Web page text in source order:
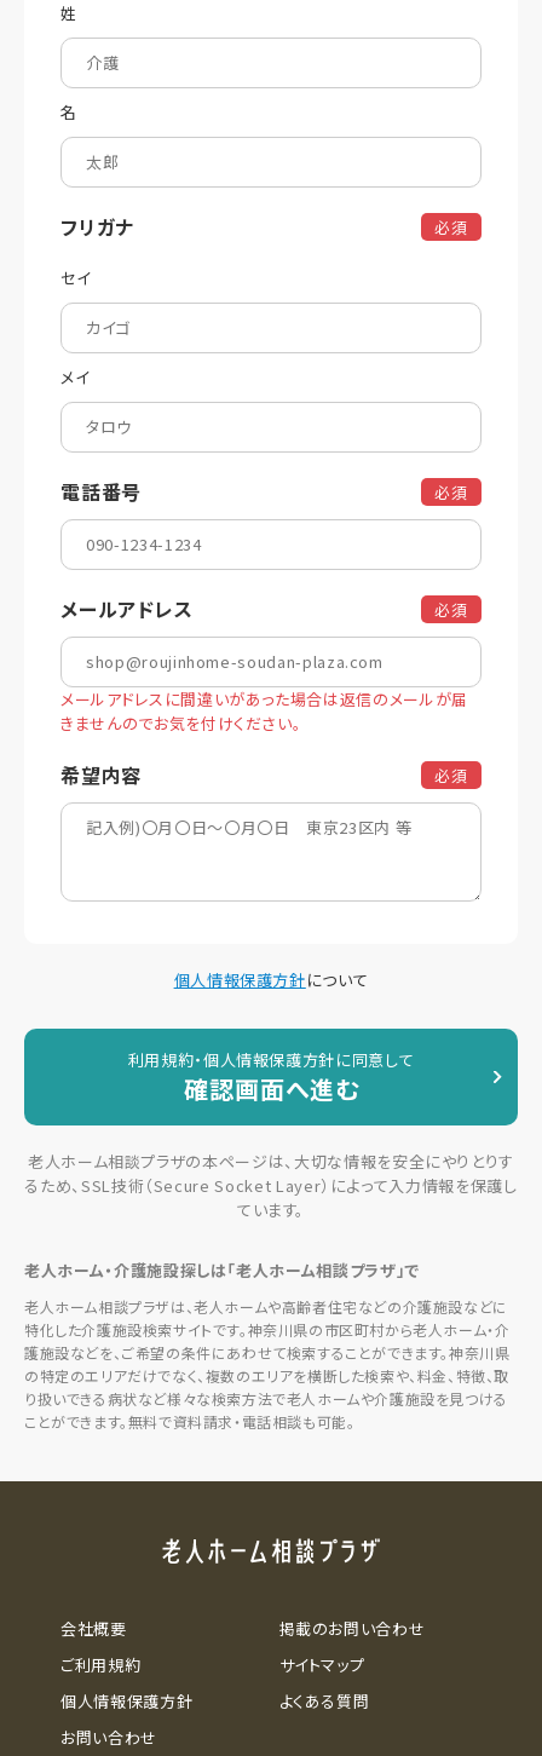
姓
名
フリガナ 必須
セイ
メイ
電話番号 必須
メールアドレス 必須
メールアドレスに間違いがあった場合は返信のメールが届
きませんのでお気を付けください。
希望内容 必須
個人情報保護方針について
利用規約・個人情報保護方針に同意して
確認画面へ進む
老人ホーム相談プラザの本ページは、大切な情報を安全にやりとりす
るため、SSL技術（Secure Socket Layer）によって入力情報を保護し
ています。
老人ホーム・介護施設探しは「老人ホーム相談プラザ」で
老人ホーム相談プラザは、老人ホームや高齢者住宅などの介護施設などに
特化した介護施設検索サイトです。神奈川県の市区町村から老人ホーム・介
護施設などを、ご希望の条件にあわせて検索することができます。神奈川県
の特定のエリアだけでなく、複数のエリアを横断した検索や、料金、特徴、取
り扱いできる病状など様々な検索方法で老人ホームや介護施設を見つける
ことができます。無料で資料請求・電話相談も可能。
会社概要
ご利用規約
個人情報保護方針
お問い合わせ
掲載のお問い合わせ
サイトマップ
よくある質問